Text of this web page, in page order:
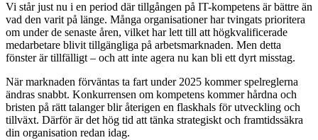
Vi står just nu i en period där tillgången på IT-kompetens är bättre än
vad den varit på länge. Många organisationer har tvingats prioritera
om under de senaste åren, vilket har lett till att högkvalificerade
medarbetare blivit tillgängliga på arbetsmarknaden. Men detta
fönster är tillfälligt – och att inte agera nu kan bli ett dyrt misstag.
När marknaden förväntas ta fart under 2025 kommer spelreglerna
ändras snabbt. Konkurrensen om kompetens kommer hårdna och
bristen på rätt talanger blir återigen en flaskhals för utveckling och
tillväxt. Därför är det hög tid att tänka strategiskt och framtidssäkra
din organisation redan idag.